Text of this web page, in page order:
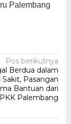
Palembang
Pos berikutnya
Berdua dalam
Sakit, Pasangan
Bantuan dari
Palembang